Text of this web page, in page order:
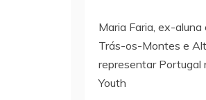
Maria Faria, ex-
Trás-os-Montes e
representar Portugal
Youth